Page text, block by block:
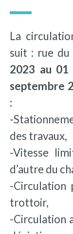
La
suit : rue du
2023 au
septembre
:
-
des travaux,
-Vitesse
d’autre du
-Circulation
trottoir,
-Circulation